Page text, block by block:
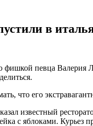
в
певца Валерия
что его
известный
с яблоками. Курьез